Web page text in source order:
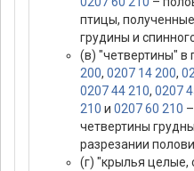
птицы,
грудины и
(в) "четвертины" в
200, 0207 14 200,
0207 44 210, 0207
210 и 0207 60 210
четвертины
разрезании
(г) "крылья целые,